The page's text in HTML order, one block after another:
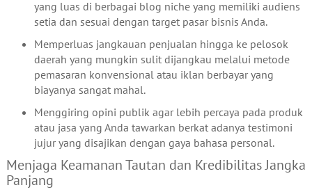
yang luas di berbagai blog niche yang memiliki audiens
setia dan sesuai dengan target pasar bisnis Anda.
Memperluas jangkauan penjualan hingga ke pelosok
daerah yang mungkin sulit dijangkau melalui metode
pemasaran konvensional atau iklan berbayar yang
biayanya sangat mahal.
Menggiring opini publik agar lebih percaya pada produk
atau jasa yang Anda tawarkan berkat adanya testimoni
jujur yang disajikan dengan gaya bahasa personal.
Menjaga Keamanan Tautan dan Kredibilitas Jangka
Panjang